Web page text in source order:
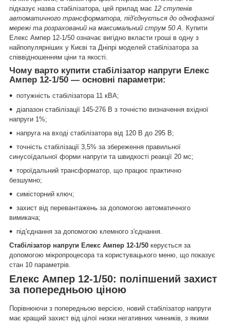
підказує назва стабілізатора, цей прилад має 12 ступенів
автоматичного трансформатора, під'єднується до однофазної
мережі та розрахований на максимальний струм 50 А. Купити
Елекс Ампер 12-1/50 означає вигідно вкласти гроші в одну з
найпопулярніших у Києві та Дніпрі моделей стабілізатора за
співвідношенням ціни та якості.
Чому варто купити стабілізатор напруги Елекс
Ампер 12-1/50 — основні параметри:
потужність стабілізатора 11 кВА;
діапазон стабілізації 145-276 В з точністю визначення вхідної
напруги 1%;
напруга на вході стабілізатора від 120 В до 295 В;
точність стабілізації 3,5% за збереження правильної
синусоїдальної форми напруги та швидкості реакції 20 мс;
тороїдальний трансформатор, що працює практично
безшумно;
симісторний ключ;
захист від перевантажень за допомогою автоматичного
вимикача;
під'єднання за допомогою клемного з'єднання.
Стабілізатор напруги Елекс Ампер 12-1/50 керується за
допомогою мікропроцесора та користувацького меню, що показує
стан 10 параметрів.
Елекс Ампер 12-1/50: поліпшений захист
за попередньою ціною
Порівнюючи з попередньою версією, новий стабілізатор напруги
має кращий захист від цілої низки негативних чинників, з якими